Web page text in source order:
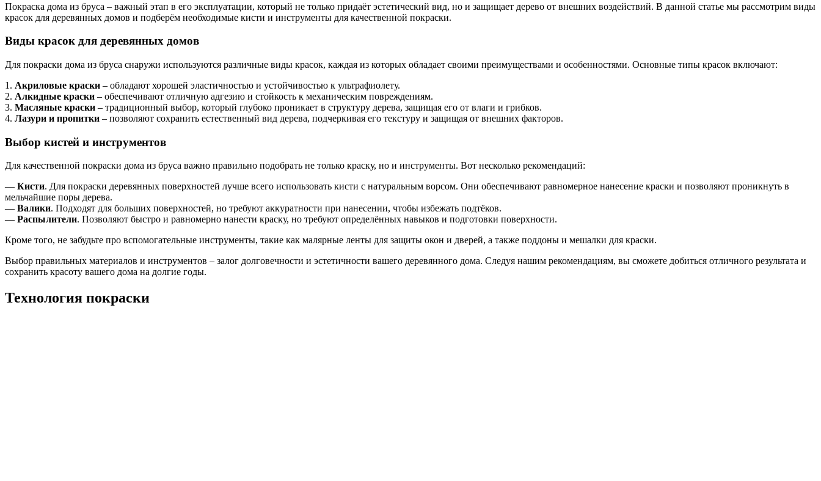
Покраска дома из бруса – важный этап в его эксплуатации, который не только придаёт эстетический вид, но и защищает дерево от внешних воздействий. В данной статье мы рассмотрим виды
красок для деревянных домов и подберём необходимые кисти и инструменты для качественной покраски.
Виды красок для деревянных домов
Для покраски дома из бруса снаружи используются различные виды красок, каждая из которых обладает своими преимуществами и особенностями. Основные типы красок включают:
1. Акриловые краски – обладают хорошей эластичностью и устойчивостью к ультрафиолету.
2. Алкидные краски – обеспечивают отличную адгезию и стойкость к механическим повреждениям.
3. Масляные краски – традиционный выбор, который глубоко проникает в структуру дерева, защищая его от влаги и грибков.
4. Лазури и пропитки – позволяют сохранить естественный вид дерева, подчеркивая его текстуру и защищая от внешних факторов.
Выбор кистей и инструментов
Для качественной покраски дома из бруса важно правильно подобрать не только краску, но и инструменты. Вот несколько рекомендаций:
— Кисти. Для покраски деревянных поверхностей лучше всего использовать кисти с натуральным ворсом. Они обеспечивают равномерное нанесение краски и позволяют проникнуть в
мельчайшие поры дерева.
— Валики. Подходят для больших поверхностей, но требуют аккуратности при нанесении, чтобы избежать подтёков.
— Распылители. Позволяют быстро и равномерно нанести краску, но требуют определённых навыков и подготовки поверхности.
Кроме того, не забудьте про вспомогательные инструменты, такие как малярные ленты для защиты окон и дверей, а также поддоны и мешалки для краски.
Выбор правильных материалов и инструментов – залог долговечности и эстетичности вашего деревянного дома. Следуя нашим рекомендациям, вы сможете добиться отличного результата и
сохранить красоту вашего дома на долгие годы.
Технология покраски